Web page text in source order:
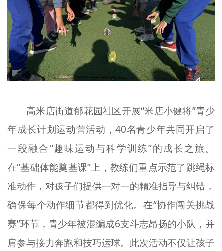
高米店街道郁花园社区开展“米店小健将”青少
年成长计划运动营活动，40名青少年共同开启了
一段融合“趣味运动与科学训练”的成长之旅。
在“基础体能奠基课”上，教练们重点示范了跳绳标
准动作，对孩子们提供一对一的精准指导与纠错，
确保每个动作细节都得到优化。在“协作闯关挑战
赛”环节，青少年被混编成6支斗志昂扬的小队，并
肩参与接力奔跑和技巧运球。此次活动不仅让孩子